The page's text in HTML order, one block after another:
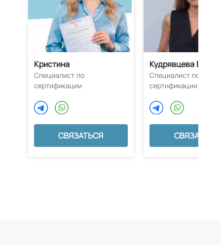
Кристина
Специалист по
сертификации
СВЯЗАТЬСЯ
Кудрявцева Влада
Специалист по
сертификации
СВЯЗАТЬСЯ